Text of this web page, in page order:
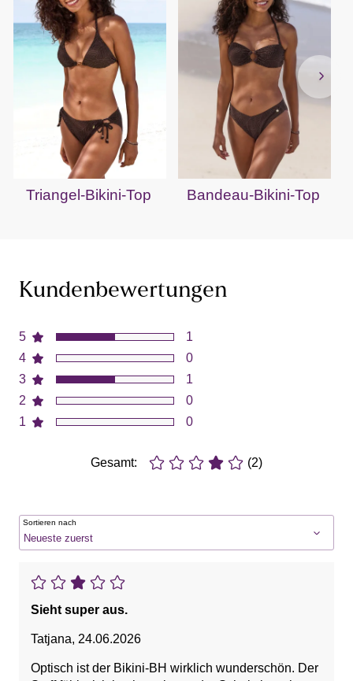
Triangel-Bikini-Top Bandeau-Bikini-Top
Kundenbewertungen
5
4
3
2
1
1
0
1
0
0
Gesamt: (2)
Sortieren nach
Sieht super aus.
Tatjana, 24.06.2026
Optisch ist der Bikini-BH wirklich wunderschön. Der